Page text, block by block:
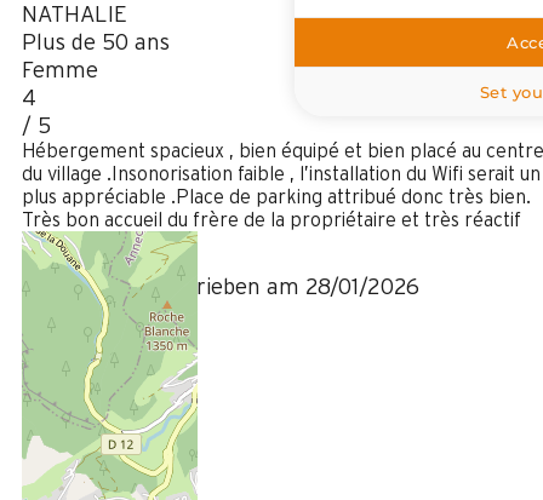
NATHALIE
Plus de 50 ans
Femme
4
/ 5
Hébergement spacieux , bien équipé et bien placé au centre
du village .Insonorisation faible , l’installation du Wifi serait un
plus appréciable .Place de parking attribué donc très bien.
Très bon accueil du frère de la propriétaire et très réactif
en cas de besoin .
Bewertung geschrieben am 28/01/2026
August 2025
Elodie
35 à 50 ans
Femme
5
Set